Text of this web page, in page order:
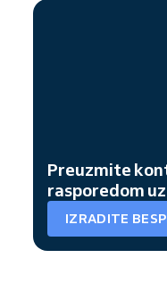
Preuzmite
rasporedom
IZRADITE